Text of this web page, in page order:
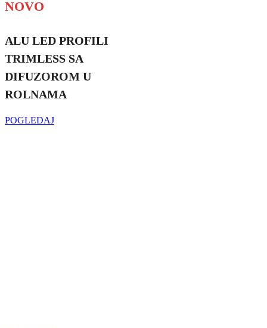
NOVO
ALU LED PROFILI
TRIMLESS SA
DIFUZOROM U
ROLNAMA
POGLEDAJ